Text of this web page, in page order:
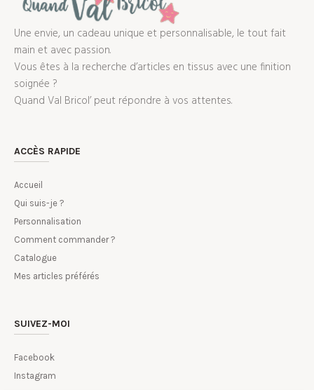
Une envie, un cadeau unique et personnalisable, le tout fait
main et avec passion.
Vous êtes à la recherche d’articles en tissus avec une finition
soignée ?
Quand Val Bricol’ peut répondre à vos attentes.
ACCÈS RAPIDE
Accueil
Qui suis-je ?
Personnalisation
Comment commander ?
Catalogue
Mes articles préférés
SUIVEZ-MOI
Facebook
Instagram